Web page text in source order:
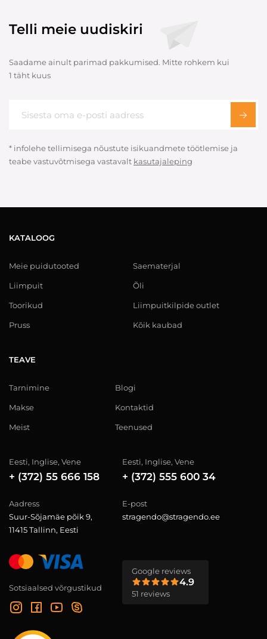
Telli meie uudiskiri
Saadame ainult parimad pakkumised. Mitte rohkem kui
1 täht kuus
* infolehe tellimisega nõustute isikuandmete töötlemise ja
teabe vastuvõtmisega vastavalt kasutajaleping
KATALOOG
Meie puidutooted
Liimpuit
Toorikud
Pruss
Saematerjal
Õli
Liimpuitkilpide outlet
Kõik kaubad
TEAVE
Tarnimine
Makse
Meist
Blogi
Kontaktid
Teenused
Eesti, Inglise, Vene
+ (372) 55 666 158
Eesti, Inglise, Vene
+ (372) 555 600 34
Aadress
Suur-Sõjamäe põik 9,
11415 Tallinn, Eesti
E-post
stragendo@stragendo.ee
Sotsiaalsed võrgustikud
Google reviews
4.9
51 reviews